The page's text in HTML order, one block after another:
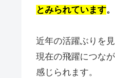
とみられています。
近年の活躍ぶりを
現在の飛躍につな
感じられます。